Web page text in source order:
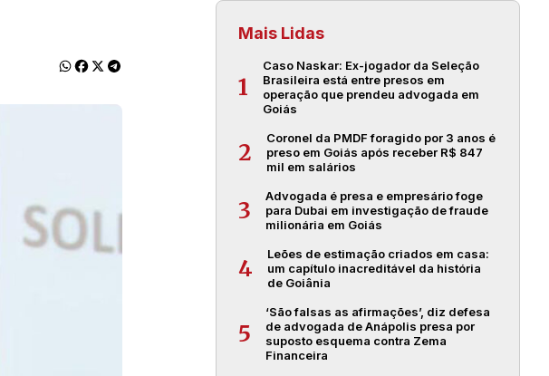
Mais Lidas
1
Caso Naskar: Ex-jogador da Seleção
Brasileira está entre presos em
operação que prendeu advogada em
Goiás
2
Coronel da PMDF foragido por 3 anos é
preso em Goiás após receber R$ 847
mil em salários
3
Advogada é presa e empresário foge
para Dubai em investigação de fraude
milionária em Goiás
4
Leões de estimação criados em casa:
um capítulo inacreditável da história
de Goiânia
5
‘São falsas as afirmações’, diz defesa
de advogada de Anápolis presa por
suposto esquema contra Zema
Financeira